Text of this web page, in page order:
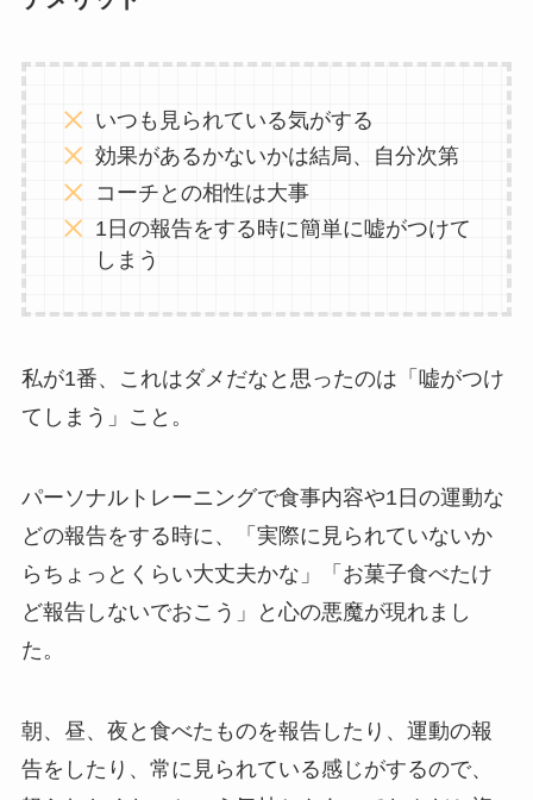
いつも見られている気がする
効果があるかないかは結局、自分次第
コーチとの相性は大事
1日の報告をする時に簡単に嘘がつけて
しまう
私が1番、これはダメだなと思ったのは「嘘がつけ
てしまう」こと。
パーソナルトレーニングで食事内容や1日の運動な
どの報告をする時に、「実際に見られていないか
らちょっとくらい大丈夫かな」「お菓子食べたけ
ど報告しないでおこう」と心の悪魔が現れまし
た。
朝、昼、夜と食べたものを報告したり、運動の報
告をしたり、常に見られている感じがするので、